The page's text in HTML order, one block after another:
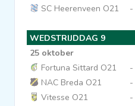
SC Heerenveen O21
-
WEDSTRIJDDAG 9
25 oktober
Fortuna Sittard O21
-
NAC Breda O21
-
Vitesse O21
-